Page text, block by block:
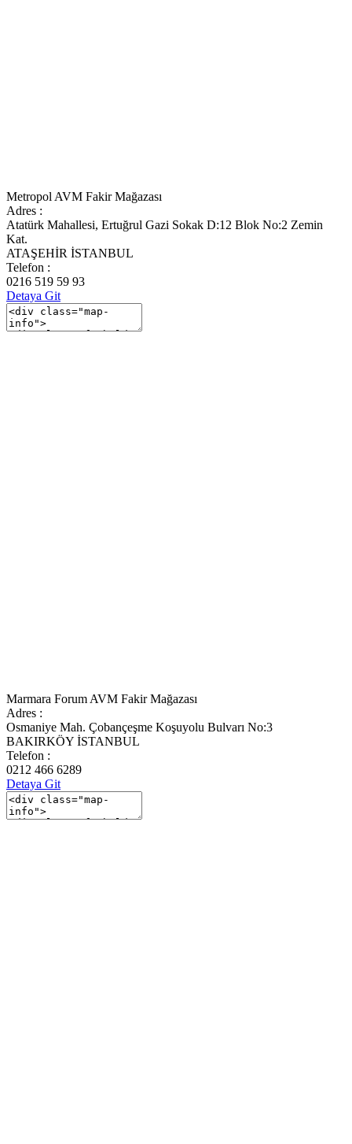
Metropol AVM Fakir Mağazası
Adres :
Atatürk Mahallesi, Ertuğrul Gazi Sokak D:12 Blok No:2 Zemin
Kat.
ATAŞEHİR İSTANBUL
Telefon :
0216 519 59 93
Detaya Git
Marmara Forum AVM Fakir Mağazası
Adres :
Osmaniye Mah. Çobançeşme Koşuyolu Bulvarı No:3
BAKIRKÖY İSTANBUL
Telefon :
0212 466 6289
Detaya Git